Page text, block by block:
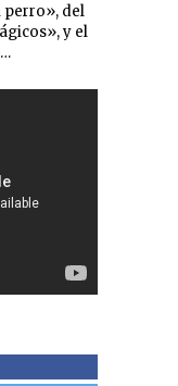
perro», del
y el